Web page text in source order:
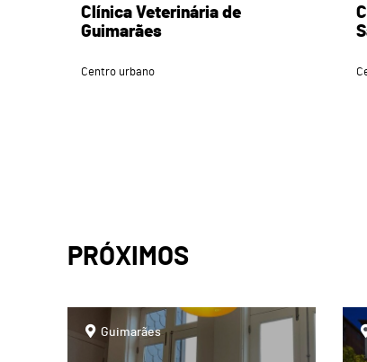
Clínica Veterinária de
Guimarães
Centro urbano
PRÓXIMOS
pageGuimarães